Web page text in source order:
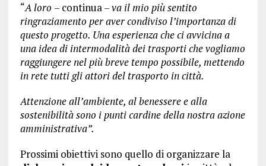
“A loro – continua –va il mio più sentito
ringraziamento per aver condiviso l’importanza di
questo progetto. Una esperienza che ci avvicina a
una idea di intermodalità dei trasporti che vogliamo
raggiungere nel più breve tempo possibile, mettendo
in rete tutti gli attori del trasporto in città.
Attenzione all’ambiente, al benessere e alla
sostenibilità sono i punti cardine della nostra azione
amministrativa”.
Prossimi obiettivi sono quello di organizzare la